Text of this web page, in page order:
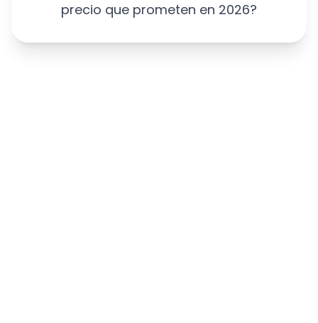
precio que prometen en 2026?